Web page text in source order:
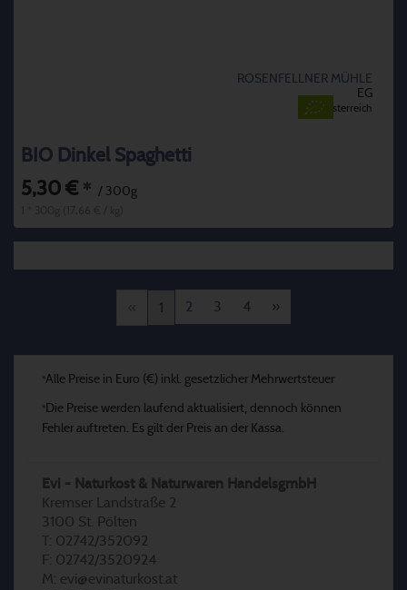
ROSENFELLNER MÜHLE
EG
Österreich
BIO Dinkel Spaghetti
5,30 € * / 300g
1 2 3 4 »
* Alle Preise in Euro (€) inkl. gesetzlicher Mehrwertsteuer
* Die Preise werden laufend aktualisiert, dennoch können
Fehler auftreten. Es gilt der Preis an der Kassa.
Evi - Naturkost & Naturwaren HandelsgmbH
Kremser Landstraße 2
3100 St. Pölten
T: 02742/352092
F: 02742/3520924
M: evi@evinaturkost.at